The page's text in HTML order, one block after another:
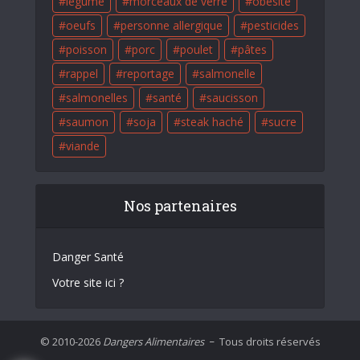
oeufs
personne allergique
pesticides
poisson
porc poulet
pâtes
rappel
reportage
salmonelle
salmonelles
santé
saucisson
saumon
soja steak haché
sucre
viande
Nos partenaires
Danger Santé
Votre site ici ?
© 2010-2026 Dangers Alimentaires – Tous droits réservés